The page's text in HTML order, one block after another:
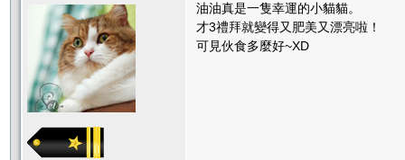
油油真是一隻幸運的小貓貓。
才3禮拜就變得又肥美又漂亮啦！
可見伙食多麼好~XD